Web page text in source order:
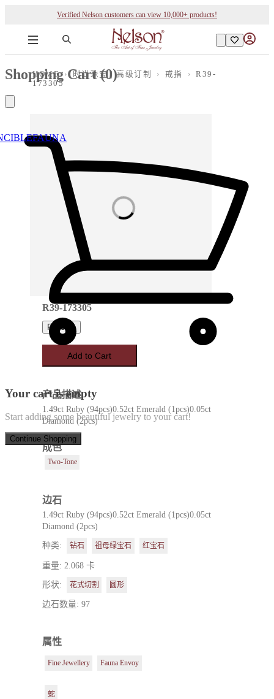
Verified Nelson customers can view 10,000+ products!
FAUNA
Shopping Cart (0)
Your cart is empty
Start adding some beautiful jewelry to your cart!
Continue Shopping
HOME › 时尚珠宝 | 高级订制 › 戒指 ›
R39-
173305
Loading images
R39-173305
Favorite
Add to Cart
产品描述
1.49ct Ruby (94pcs)0.52ct Emerald (1pcs)0.05ct
Diamond (2pcs)
成色
Two-Tone
边石
1.49ct Ruby (94pcs)0.52ct Emerald (1pcs)0.05ct
Diamond (2pcs)
种类: 钻石 祖母绿宝石 红宝石
重量: 2.068 卡
形状: 花式切割 圆形
边石数量: 97
属性
Fine Jewellery Fauna Envoy
蛇